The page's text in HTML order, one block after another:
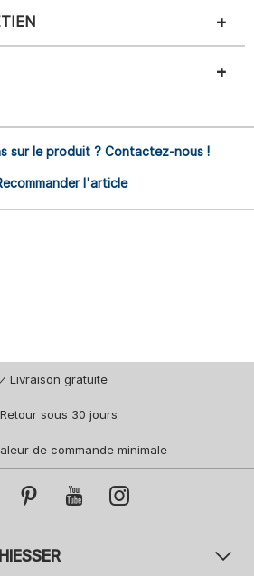
sur le produit ? Contactez-nous !
l'article
Livraison gratuite
Retour sous 30 jours
de commande minimale